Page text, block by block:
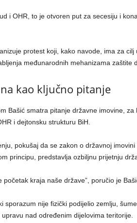
i OHR, to je otvoren put za secesiju i
protest koji, kako navode, ima za
međunarodnih mehanizama zaštite
kao ključno pitanje
Bašić smatra pitanje državne imovine,
i dejtonsku strukturu BiH.
pokušaj da se zakon o državnoj
principu, predstavlja ozbiljnu prijetnju
početak kraja naše države”, poručio je
sporazum nije fizički podijelio zemlju,
nad određenim dijelovima teritorije.